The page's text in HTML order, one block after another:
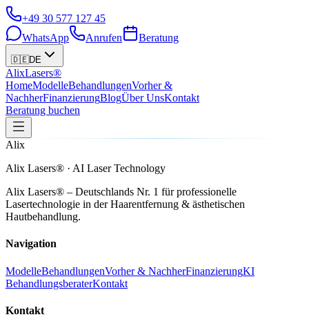
+49 30 577 127 45
WhatsApp
Anrufen Beratung
🇩🇪DE
AlixLasers®
HomeModelleBehandlungenVorher &
NachherFinanzierungBlogÜber UnsKontakt
Beratung buchen
Alix
Alix Lasers® · AI Laser Technology
Alix Lasers® – Deutschlands Nr. 1 für professionelle
Lasertechnologie in der Haarentfernung & ästhetischen
Hautbehandlung.
Navigation
ModelleBehandlungenVorher & NachherFinanzierungKI
BehandlungsberaterKontakt
Kontakt